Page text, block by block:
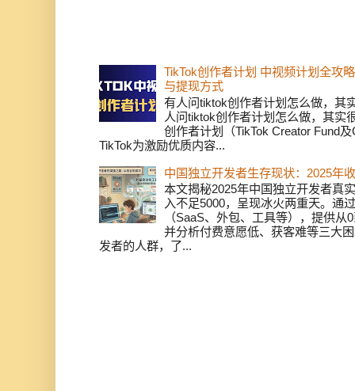
TikTok创作者计划 中视频计划全攻
与提现方式
有人问tiktok创作者计划怎么做，其
人问tiktok创作者计划怎么做，其实
创作者计划（TikTok Creator Fund
TikTok为激励优质内容...
中国独立开发者生存现状：2025年
本文揭秘2025年中国独立开发者真
入不足5000，呈现冰火两重天。通
（SaaS、外包、工具等），提供
并分析付费意愿低、获客难等三大
发者的人群，了...